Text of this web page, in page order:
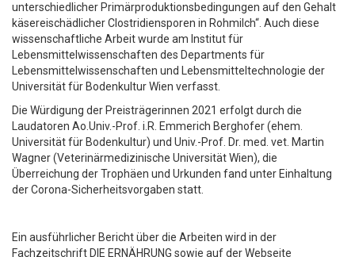
unterschiedlicher Primärproduktionsbedingungen auf den Gehalt
käsereischädlicher Clostridiensporen in Rohmilch“. Auch diese
wissenschaftliche Arbeit wurde am Institut für
Lebensmittelwissenschaften des Departments für
Lebensmittelwissenschaften und Lebensmitteltechnologie der
Universität für Bodenkultur Wien verfasst.
Die Würdigung der Preisträgerinnen 2021 erfolgt durch die
Laudatoren Ao.Univ.-Prof. i.R. Emmerich Berghofer (ehem.
Universität für Bodenkultur) und Univ.-Prof. Dr. med. vet. Martin
Wagner (Veterinärmedizinische Universität Wien), die
Überreichung der Trophäen und Urkunden fand unter Einhaltung
der Corona-Sicherheitsvorgaben statt.
Ein ausführlicher Bericht über die Arbeiten wird in der
Fachzeitschrift DIE ERNÄHRUNG sowie auf der Webseite